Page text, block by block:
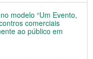
modelo “Um Evento,
comerciais
ao público em